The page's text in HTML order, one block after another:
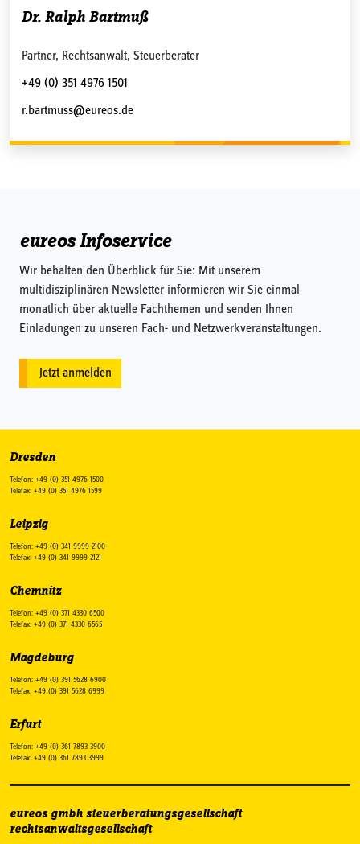
Dr. Ralph Bartmuß
Partner, Rechtsanwalt, Steuerberater
+49 (0) 351 4976 1501
r.bartmuss@eureos.de
eureos Infoservice
Wir behalten den Überblick für Sie: Mit unserem
multidisziplinären Newsletter informieren wir Sie einmal
monatlich über aktuelle Fachthemen und senden Ihnen
Einladungen zu unseren Fach- und Netzwerkveranstaltungen.
Jetzt anmelden
Dresden
Telefon: +49 (0) 351 4976 1500
Telefax: +49 (0) 351 4976 1599
Leipzig
Telefon: +49 (0) 341 9999 2100
Telefax: +49 (0) 341 9999 2121
Chemnitz
Telefon: +49 (0) 371 4330 6500
Telefax: +49 (0) 371 4330 6565
Magdeburg
Telefon: +49 (0) 391 5628 6900
Telefax: +49 (0) 391 5628 6999
Erfurt
Telefon: +49 (0) 361 7893 3900
Telefax: +49 (0) 361 7893 3999
eureos gmbh steuerberatungsgesellschaft
rechtsanwaltsgesellschaft